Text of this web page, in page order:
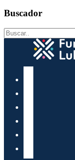
Buscador